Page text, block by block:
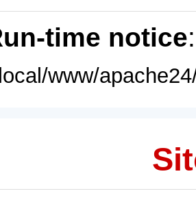
time notice
www/